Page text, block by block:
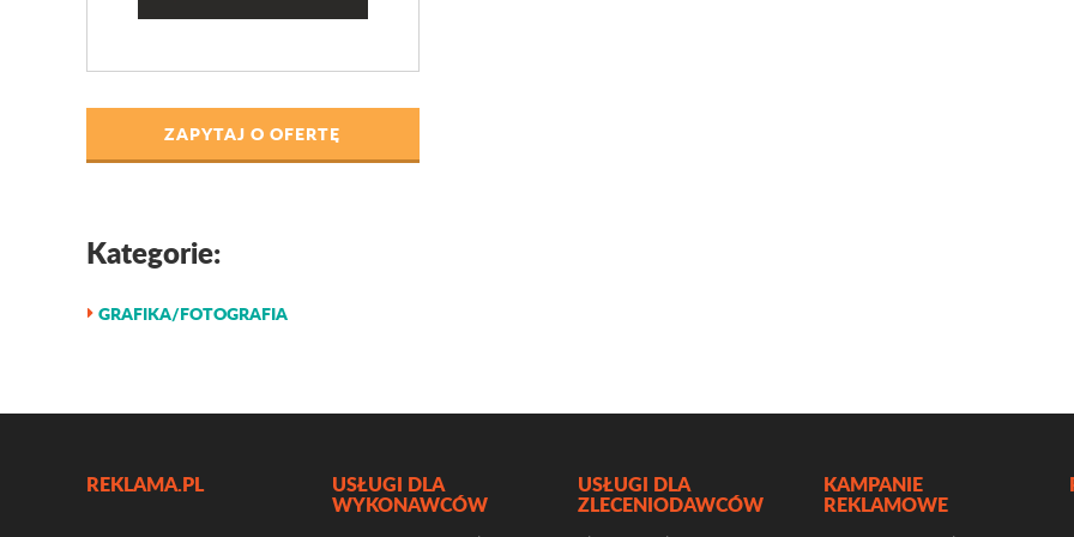
ZAPYTAJ O OFERTĘ
Kategorie:
GRAFIKA/FOTOGRAFIA
REKLAMA.PL USŁUGI DLA
WYKONAWCÓW
USŁUGI DLA
ZLECENIODAWCÓW
KAMPANIE
REKLAMOWE